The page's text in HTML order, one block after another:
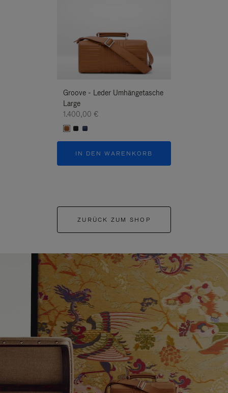
Groove - Leder Umhängetasche
Large
1.400,00 €
IN DEN WARENKORB
ZURÜCK ZUM SHOP